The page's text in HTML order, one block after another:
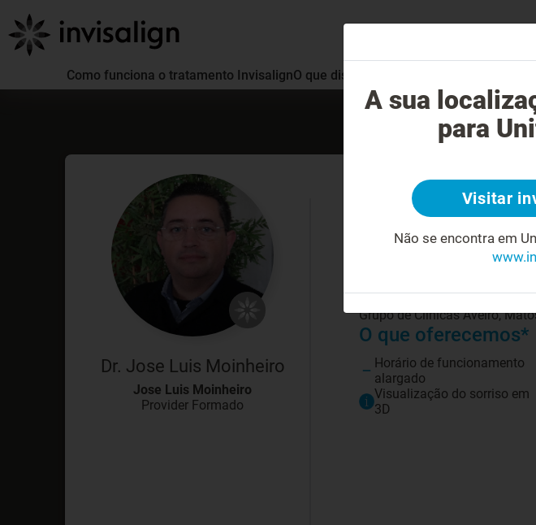
Como funciona o tratamento InvisalignO que distingue o tratamento Invisalign?
Dr. Jose Luis Moinheiro
Jose Luis Moinheiro
Provider Formado
Ortodontia"Invisível" jovem
O que oferecemos*
Horário de funcionamento
alargado
Visualização do sorriso em
3D
A sua
para
Visitar
Não se encontra em